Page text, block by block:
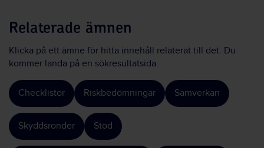
Relaterade ämnen
Klicka på ett ämne för hitta innehåll relaterat till det. Du
kommer landa på en sökresultatsida.
Checklistor Riskbedömningar Samverkan
Skyddsronder Stöd